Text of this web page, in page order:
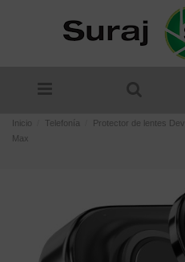
Inicio Telefonía
Protector de lentes
Max